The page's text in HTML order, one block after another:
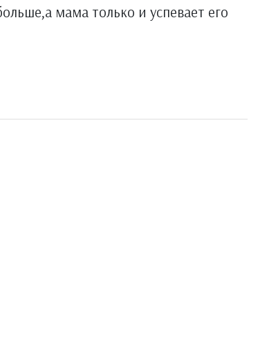
мама только и успевает его